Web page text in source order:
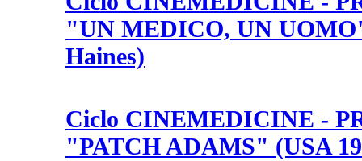
"UN MEDICO, UN
Haines)
Ciclo CINEMEDICINE -
"PATCH ADAMS" (USA